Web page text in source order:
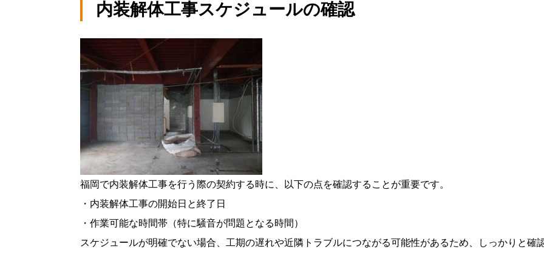
内装解体工事スケジュールの確認
福岡で内装解体工事を行う際の契約する時に、以下の点を確認することが重要です。
・内装解体工事の開始日と終了日
・作業可能な時間帯（特に騒音が問題となる時間）
スケジュールが明確でない場合、工期の遅れや近隣トラブルにつながる可能性があるため、しっかりと確